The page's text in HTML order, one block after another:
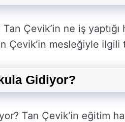
Çevik’in ne iş
Çevik’in mesleğiyle ilgili
Gidiyor?
Tan Çevik’in eğitim